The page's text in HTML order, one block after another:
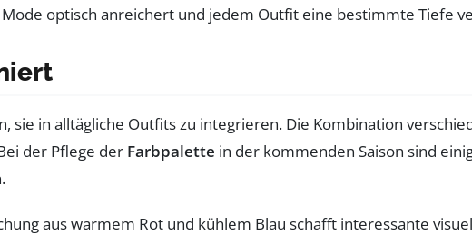
optisch anreichert und jedem Outfit eine bestimmte Tiefe
sie in alltägliche Outfits zu integrieren. Die Kombination
der Pflege der Farbpalette in der kommenden Saison sind
aus warmem Rot und kühlem Blau schafft interessante